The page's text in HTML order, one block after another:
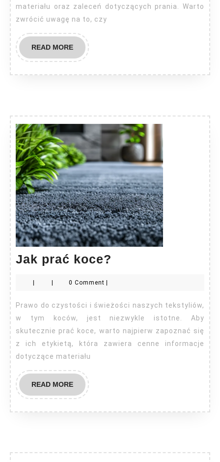
materiału oraz zaleceń dotyczących prania. Warto
zwrócić uwagę na to, czy
READ MOREREAD
MORE
Jak prać koce?
| | 0 Comment |
Prawo do czystości i świeżości naszych tekstyliów,
w tym koców, jest niezwykle istotne. Aby
skutecznie prać koce, warto najpierw zapoznać się
z ich etykietą, która zawiera cenne informacje
dotyczące materiału
READ MOREREAD
MORE